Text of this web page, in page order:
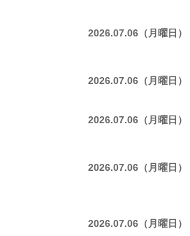
2026.07.06（月曜日）
2026.07.06（月曜日）
2026.07.06（月曜日）
2026.07.06（月曜日）
2026.07.06（月曜日）